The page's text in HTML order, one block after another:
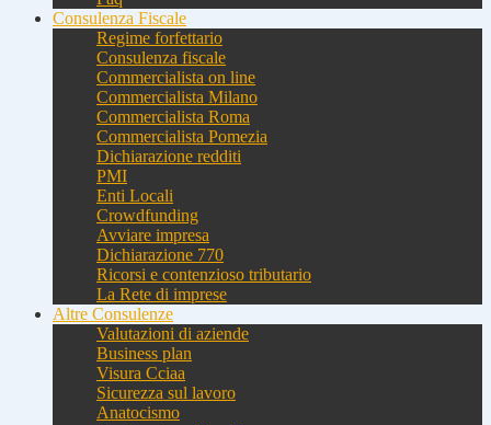
Consulenza Fiscale
Regime forfettario
Consulenza fiscale
Commercialista on line
Commercialista Milano
Commercialista Roma
Commercialista Pomezia
Dichiarazione redditi
PMI
Enti Locali
Crowdfunding
Avviare impresa
Dichiarazione 770
Ricorsi e contenzioso tributario
La Rete di imprese
Altre Consulenze
Valutazioni di aziende
Business plan
Visura Cciaa
Sicurezza sul lavoro
Anatocismo